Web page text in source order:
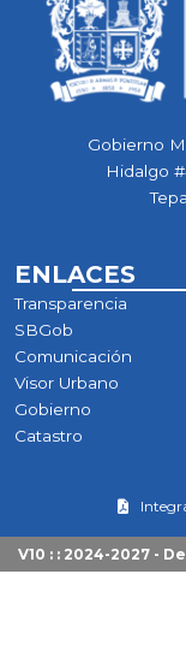
Gobierno
Hidalgo
ENLACES
Transparencia
SBGob
Comunicación
Visor Urbano
Gobierno
Catastro
V10 : : 2024-2027 -